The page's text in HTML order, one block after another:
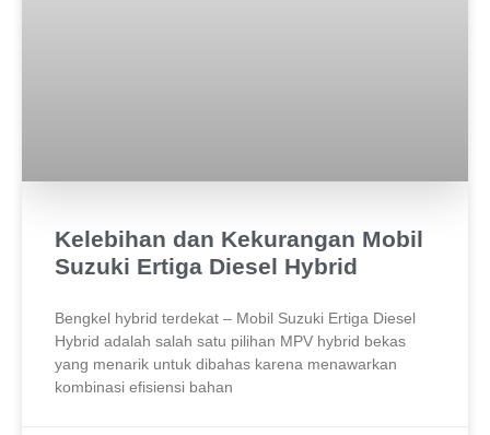
Kelebihan dan Kekurangan Mobil
Suzuki Ertiga Diesel Hybrid
Bengkel hybrid terdekat – Mobil Suzuki Ertiga Diesel
Hybrid adalah salah satu pilihan MPV hybrid bekas
yang menarik untuk dibahas karena menawarkan
kombinasi efisiensi bahan